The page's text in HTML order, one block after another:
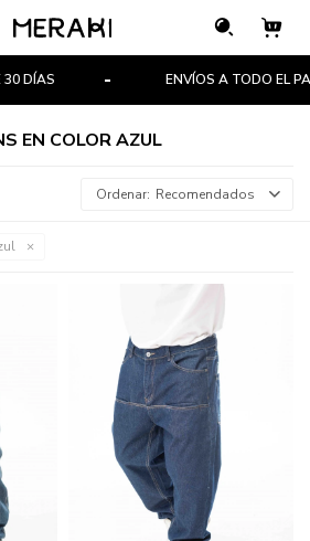
DÍAS ENVÍOS A TODO EL PAÍS
EN COLOR AZUL
Recomendados